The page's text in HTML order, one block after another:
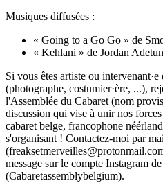
Musiques diffusées :
« Going to a Go Go » de
« Kehlani » de Jordan
Si vous êtes artiste ou
(photographe, costumier·ère, ...),
l'Assemblée du Cabaret (nom
discussion qui vise à unir nos
cabaret belge, francophone
s'organisant ! Contactez-moi par
message sur le compte Instagram
(Cabaretassemblybelgium).